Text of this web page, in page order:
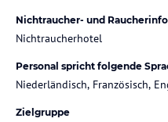
Nichtraucher- und
Nichtraucherhotel
Personal spricht folgende
Niederländisch, Französisch,
Zielgruppe